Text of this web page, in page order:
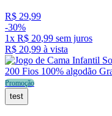
R$ 29,99
-30%
1x R$ 20,99 sem juros
R$ 20,99 à vista
Promoção
test